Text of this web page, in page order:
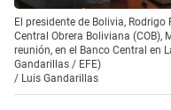
El presidente de Bolivia,
Central Obrera Boliviana (COB),
reunión, en el Banco Central en
Gandarillas / EFE)
/ Luis Gandarillas